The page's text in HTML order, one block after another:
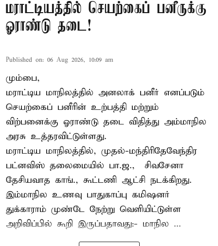
மராட்டியத்தில் செயற்கைப் பனீருக்கு
ஓராண்டு தடை!
Published on: 06 Aug 2026, 10:09 am
மும்பை,
மராட்டிய மாநிலத்தில் அனலாக் பனீர் எனப்படும்
செயற்கைப் பனீரின் உற்பத்தி மற்றும்
விற்பனைக்கு ஓராண்டு தடை விதித்து அம்மாநில
அரசு உத்தரவிட்டுள்ளது.
மராட்டிய மாநிலத்தில், முதல்-மந்திரிதேவேந்திர
பட்னவிஸ் தலைமையில் பா.ஜ., – சிவசேனா –
தேசியவாத காங்., கூட்டணி ஆட்சி நடக்கிறது.
இம்மாநில உணவு பாதுகாப்பு கமிஷனர்
துக்காராம் முண்டே நேற்று வெளியிட்டுள்ள
அறிவிப்பில் கூறி இருப்பதாவது:- மாநில ...